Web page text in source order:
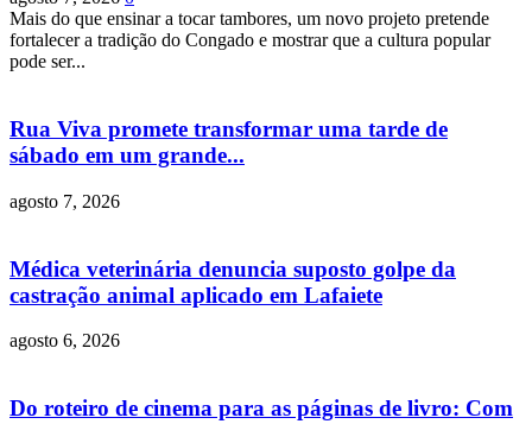
Mais do que ensinar a tocar tambores, um novo projeto pretende
fortalecer a tradição do Congado e mostrar que a cultura popular
pode ser...
Rua Viva promete transformar uma tarde de
sábado em um grande...
agosto 7, 2026
Médica veterinária denuncia suposto golpe da
castração animal aplicado em Lafaiete
agosto 6, 2026
Do roteiro de cinema para as páginas de livro: Com